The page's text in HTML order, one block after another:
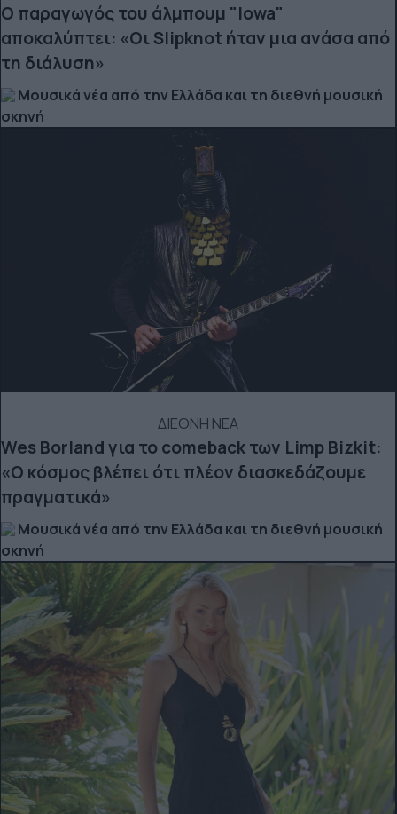
Ο παραγωγός του άλμπουμ "Iowa"
αποκαλύπτει: «Οι Slipknot ήταν μια ανάσα από
τη διάλυση»
Μουσικά νέα από την Ελλάδα και τη διεθνή μουσική
σκηνή
ΔΙΕΘΝΗ ΝΕΑ
Wes Borland για το comeback των Limp Bizkit:
«Ο κόσμος βλέπει ότι πλέον διασκεδάζουμε
πραγματικά»
Μουσικά νέα από την Ελλάδα και τη διεθνή μουσική
σκηνή